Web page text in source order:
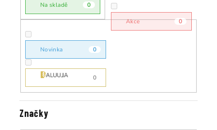
d
u
Na skladě 0
Akce 0
Novinka 0
0
Značky